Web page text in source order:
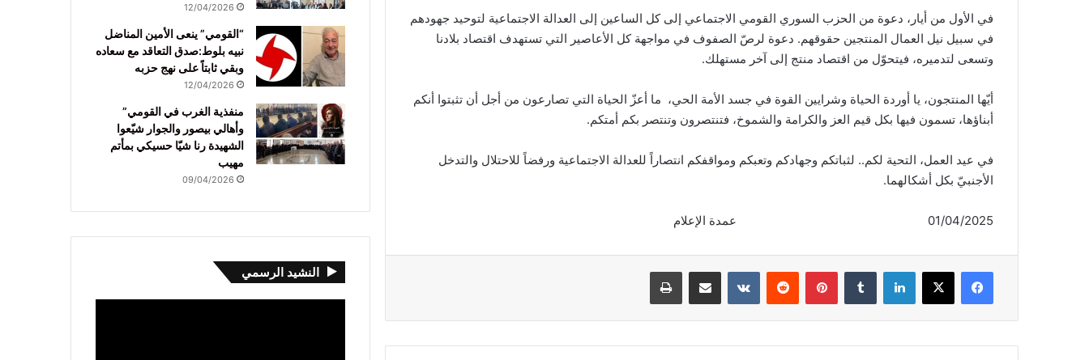
في الأول من أيار، دعوة من الحزب السوري القومي الاجتماعي إلى كل الساعين إلى العدالة الاجتماعية لتوحيد جهودهم
في سبيل نيل العمال المنتجين حقوقهم. دعوة لرصّ الصفوف في مواجهة كل الأعاصير التي تستهدف اقتصاد بلادنا
وتسعى لتدميره، فيتحوّل من اقتصاد منتج إلى آخر مستهلك.
أيّها المنتجون، يا أوردة الحياة وشرايين القوة في جسد الأمة الحي، ما أعزّ الحياة التي تصارعون من أجل أن تثبتوا أنكم
أبناؤها، تسمون فيها بكل قيم العز والكرامة والشموخ، فتنتصرون وتنتصر بكم أمتكم.
في عيد العمل، التحية لكم.. لثباتكم وجهادكم وتعبكم ومواقفكم انتصاراً للعدالة الاجتماعية ورفضاً للاحتلال والتدخل
الأجنبيّ بكل أشكالهما.
01/04/2025 عمدة الإعلام
فيسبوك لينكدإن بينتيريست
12/04/2026
“القومي” ينعى الأمين المناضل
نبيه بلوط:صدق التعاقد مع سعاده
وبقي ثابتاً على نهج حزبه
12/04/2026
منفذية الغرب في القومي”
وأهالي بيصور والجوار شيّعوا
الشهيدة رنا شيّا حسيكي بمأتم
مهيب
09/04/2026
النشيد الرسمي